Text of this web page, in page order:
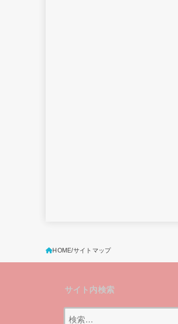
HOME サイトマップ
サイト内検索